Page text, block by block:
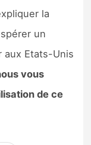
la
un
aux Etats-Unis
vous
de ce